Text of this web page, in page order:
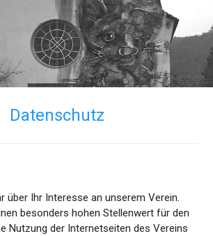
formAD
Datenschutz
über Ihr Interesse an unserem Verein.
besonders hohen Stellenwert für den
Nutzung der Internetseiten des Vereins